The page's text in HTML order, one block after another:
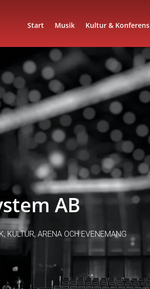
Start Musik Kultur & Konferens
AB
KULTUR, ARENA OCH EVENEMANG